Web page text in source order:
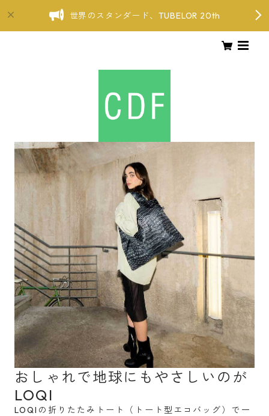
世界のスタンダード、TUBELOR 20th
おしゃれで地球にもやさしいのが
LOQI
LOQIの折りたたみトート（トート型エコバッグ）で一